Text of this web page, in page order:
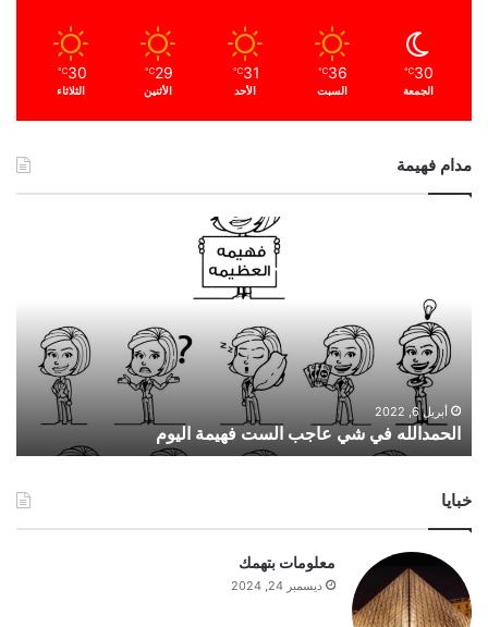
30
℃
الجمعة
36
℃
السبت
31
℃
الأحد
29
℃
الأثنين
30
℃
الثلاثاء
مدام فهيمة
ي
ي
ع
ب
ا
أبريل 6, 2022
الحمدالله في شي عاجب الست فهيمة اليوم
خبايا
معلومات بتهمك
ديسمبر 24, 2024